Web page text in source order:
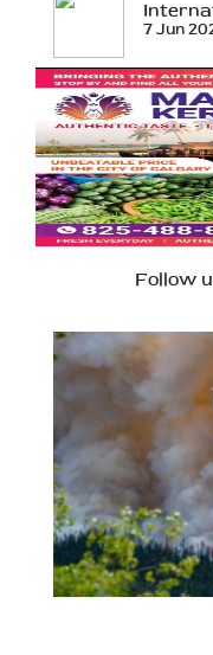
7 Jun
Follow